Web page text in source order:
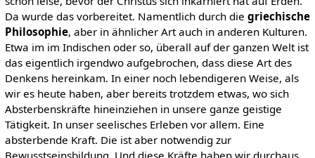
Da wurde das vorbereitet. Namentlich durch die griechische
Philosophie, aber in ähnlicher Art auch in anderen Kulturen.
Etwa im im Indischen oder so, überall auf der ganzen Welt ist
das eigentlich irgendwo aufgebrochen, dass diese Art des
Denkens hereinkam. In einer noch lebendigeren Weise, als
wir es heute haben, aber bereits trotzdem etwas, wo sich
Absterbenskräfte hineinziehen in unsere ganze geistige
Tätigkeit. In unser seelisches Erleben vor allem. Eine
absterbende Kraft. Die ist aber notwendig zur